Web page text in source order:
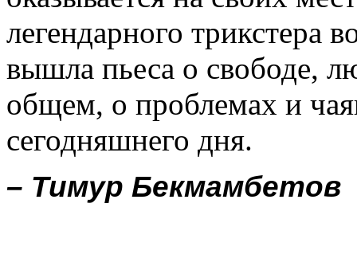
легендарного трикстера
вышла пьеса о свободе,
общем, о проблемах и
сегодняшнего дня.
– Тимур Бекмамбетов